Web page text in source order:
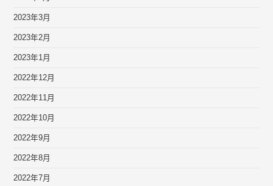
2023年3月
2023年2月
2023年1月
2022年12月
2022年11月
2022年10月
2022年9月
2022年8月
2022年7月